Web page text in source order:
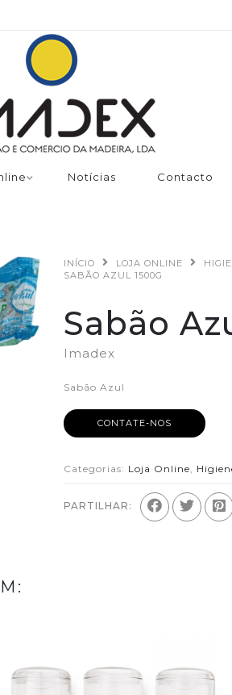
Notícias Contacto
INÍCIO LOJA ONLINE
SABÃO AZUL 1500G
Sabão
Imadex
Sabão Azul
CONTATE-NOS
Categorias: Loja Online,
PARTILHAR: